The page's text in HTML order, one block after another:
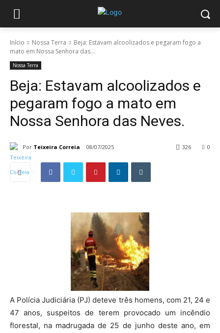
Início Nossa Terra
Beja: Estavam alcoolizados e pegaram fogo a
mato em Nossa Senhora das...
Nossa Terra
Beja: Estavam alcoolizados e
pegaram fogo a mato em
Nossa Senhora das Neves.
Por Teixeira Correia 08/07/2025 0
326
A Polícia Judiciária (PJ) deteve três homens, com 21, 24 e
47 anos, suspeitos de terem provocado um incêndio
florestal, na madrugada de 25 de junho deste ano, em